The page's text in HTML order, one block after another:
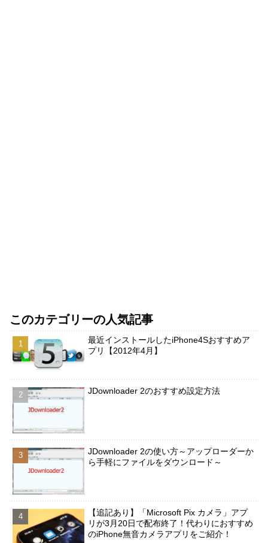
このカテゴリーの人気記事
最近インストールしたiPhone4Sおすすめア
プリ【2012年4月】
JDownloader 2のおすすめ設定方法
JDownloader 2の使い方～アップローダーか
ら手軽にファイルをダウンロード～
【追記あり】「Microsoft Pix カメラ」アプ
リが3月20日で配布終了！代わりにおすすめ
のiPhone無音カメラアプリをご紹介！